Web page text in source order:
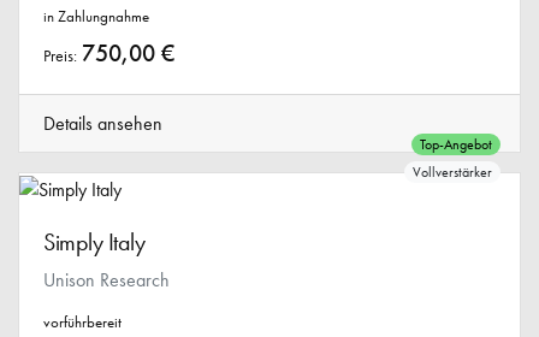
in Zahlungnahme
Preis: 750,00 €
Details ansehen
Top-Angebot
Vollverstärker
Simply Italy
Unison Research
vorführbereit